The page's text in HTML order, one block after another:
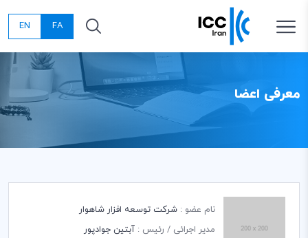
FA
EN
معرفی اعضا
نام عضو : شرکت توسعه افزار شاهوار
مدیر اجرائی / رئیس : آبتین جوادپور